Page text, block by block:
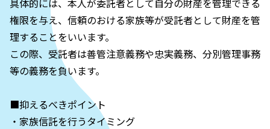
具体的には、本人が委託者として自分の財産を管理できる
権限を与え、信頼のおける家族等が受託者として財産を管
理することをいいます。
この際、受託者は善管注意義務や忠実義務、分別管理事務
等の義務を負います。
■抑えるべきポイント
・家族信託を行うタイミング